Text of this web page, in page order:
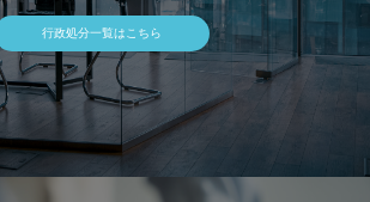
行政処分一覧はこちら